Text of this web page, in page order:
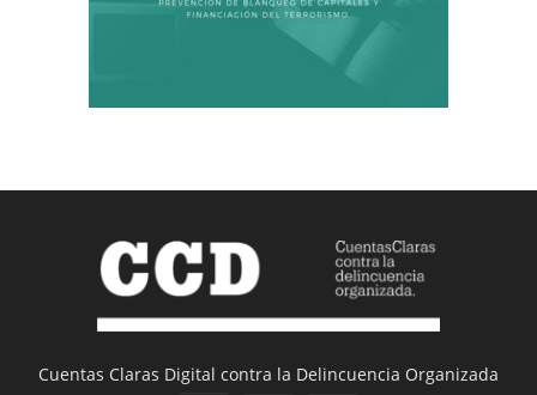
Cuentas Claras Digital contra la Delincuencia Organizada